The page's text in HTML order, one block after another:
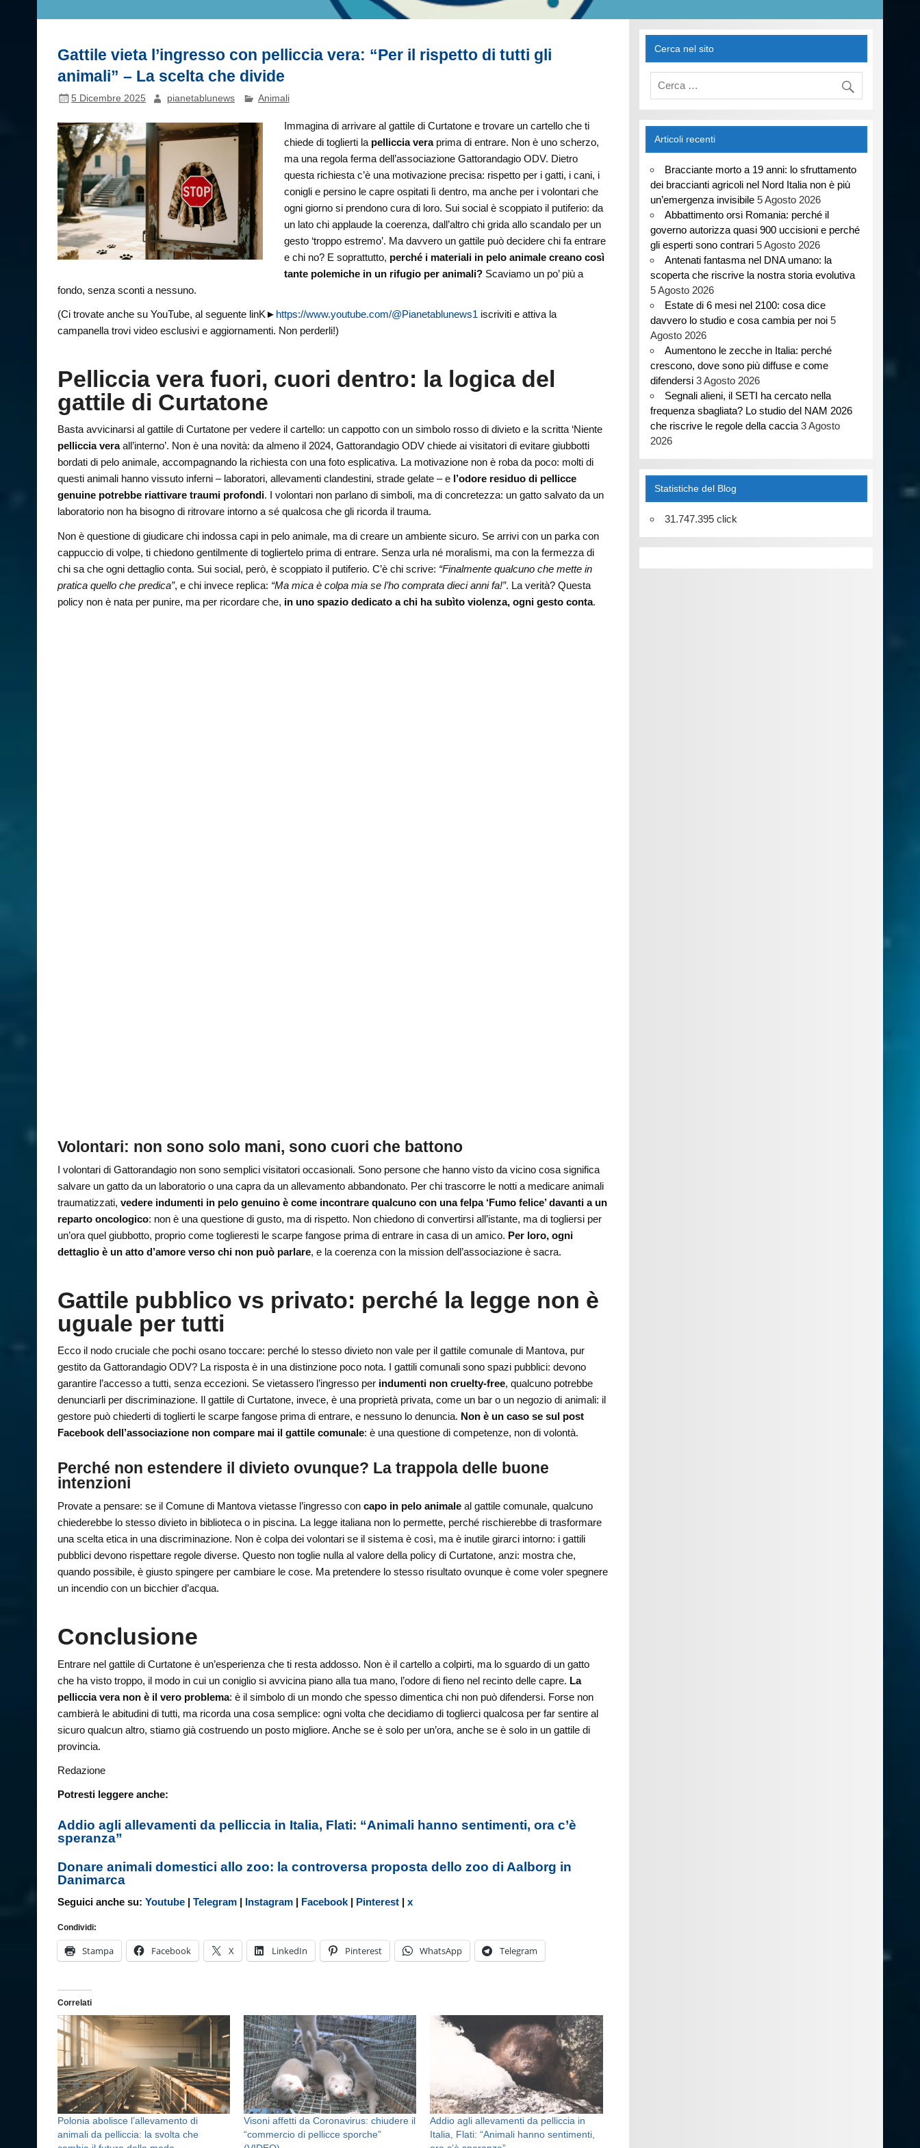
Gattile vieta l’ingresso con pelliccia vera: “Per il rispetto di tutti gli
animali” – La scelta che divide
5 Dicembre 2025 pianetablunews Animali
Immagina di arrivare al gattile di Curtatone e trovare un cartello che ti
chiede di toglierti la pelliccia veraprima di entrare. Non è uno scherzo,
ma una regola ferma dell’associazione Gattorandagio ODV. Dietro
questa richiesta c’è una motivazione precisa: rispetto per i gatti, i cani, i
conigli e persino le capre ospitati lì dentro, ma anche per i volontari che
ogni giorno si prendono cura di loro. Sui social è scoppiato il putiferio: da
un lato chi applaude la coerenza, dall’altro chi grida allo scandalo per un
gesto ‘troppo estremo’. Ma davvero un gattile può decidere chi fa entrare
e chi no? E soprattutto, perché i materiali in pelo animale creano così
tante polemiche in un rifugio per animali?Scaviamo un po’ più a
fondo, senza sconti a nessuno.
(Ci trovate anche su YouTube, al seguente linK► https://www.youtube.com/@Pianetablunews1 iscriviti e attiva la
campanella trovi video esclusivi e aggiornamenti. Non perderli!)
Pelliccia vera fuori, cuori dentro: la logica del
gattile di Curtatone
Basta avvicinarsi al gattile di Curtatone per vedere il cartello: un cappotto con un simbolo rosso di divieto e la scritta ‘Niente
pelliccia veraall’interno’. Non è una novità: da almeno il 2024, Gattorandagio ODV chiede ai visitatori di evitare giubbotti
bordati di pelo animale, accompagnando la richiesta con una foto esplicativa. La motivazione non è roba da poco: molti di
questi animali hanno vissuto inferni – laboratori, allevamenti clandestini, strade gelate – e l’odore residuo di pellicce
genuine potrebbe riattivare traumi profondi. I volontari non parlano di simboli, ma di concretezza: un gatto salvato da un
laboratorio non ha bisogno di ritrovare intorno a sé qualcosa che gli ricorda il trauma.
Non è questione di giudicare chi indossa capi in pelo animale, ma di creare un ambiente sicuro. Se arrivi con un parka con
cappuccio di volpe, ti chiedono gentilmente di togliertelo prima di entrare. Senza urla né moralismi, ma con la fermezza di
chi sa che ogni dettaglio conta. Sui social, però, è scoppiato il putiferio. C’è chi scrive: “Finalmente qualcuno che mette in
pratica quello che predica”, e chi invece replica: “Ma mica è colpa mia se l’ho comprata dieci anni fa!”. La verità? Questa
policy non è nata per punire, ma per ricordare che, in uno spazio dedicato a chi ha subìto violenza, ogni gesto conta.
Volontari: non sono solo mani, sono cuori che battono
I volontari di Gattorandagio non sono semplici visitatori occasionali. Sono persone che hanno visto da vicino cosa significa
salvare un gatto da un laboratorio o una capra da un allevamento abbandonato. Per chi trascorre le notti a medicare animali
traumatizzati,vedere indumenti in pelo genuino è come incontrare qualcuno con una felpa ‘Fumo felice’ davanti a un
reparto oncologico: non è una questione di gusto, ma di rispetto. Non chiedono di convertirsi all’istante, ma di togliersi per
un’ora quel giubbotto, proprio come toglieresti le scarpe fangose prima di entrare in casa di un amico. Per loro, ogni
dettaglio è un atto d’amore verso chi non può parlare, e la coerenza con la mission dell’associazione è sacra.
Gattile pubblico vs privato: perché la legge non è
uguale per tutti
Ecco il nodo cruciale che pochi osano toccare: perché lo stesso divieto non vale per il gattile comunale di Mantova, pur
gestito da Gattorandagio ODV? La risposta è in una distinzione poco nota. I gattili comunali sono spazi pubblici: devono
garantire l’accesso a tutti, senza eccezioni. Se vietassero l’ingresso per indumenti non cruelty-free, qualcuno potrebbe
denunciarli per discriminazione. Il gattile di Curtatone, invece, è una proprietà privata, come un bar o un negozio di animali: il
gestore può chiederti di toglierti le scarpe fangose prima di entrare, e nessuno lo denuncia. Non è un caso se sul post
Facebook dell’associazione non compare mai il gattile comunale: è una questione di competenze, non di volontà.
Perché non estendere il divieto ovunque? La trappola delle buone
intenzioni
Provate a pensare: se il Comune di Mantova vietasse l’ingresso concapo in pelo animale al gattile comunale, qualcuno
chiederebbe lo stesso divieto in biblioteca o in piscina. La legge italiana non lo permette, perché rischierebbe di trasformare
una scelta etica in una discriminazione. Non è colpa dei volontari se il sistema è così, ma è inutile girarci intorno: i gattili
pubblici devono rispettare regole diverse. Questo non toglie nulla al valore della policy di Curtatone, anzi: mostra che,
quando possibile, è giusto spingere per cambiare le cose. Ma pretendere lo stesso risultato ovunque è come voler spegnere
un incendio con un bicchier d’acqua.
Conclusione
Entrare nel gattile di Curtatone è un’esperienza che ti resta addosso. Non è il cartello a colpirti, ma lo sguardo di un gatto
che ha visto troppo, il modo in cui un coniglio si avvicina piano alla tua mano, l’odore di fieno nel recinto delle capre. La
pelliccia vera non è il vero problema: è il simbolo di un mondo che spesso dimentica chi non può difendersi. Forse non
cambierà le abitudini di tutti, ma ricorda una cosa semplice: ogni volta che decidiamo di toglierci qualcosa per far sentire al
sicuro qualcun altro, stiamo già costruendo un posto migliore. Anche se è solo per un’ora, anche se è solo in un gattile di
provincia.
Redazione
Potresti leggere anche:
Addio agli allevamenti da pelliccia in Italia, Flati: “Animali hanno sentimenti, ora c’è
speranza”
Donare animali domestici allo zoo: la controversa proposta dello zoo di Aalborg in
Danimarca
Seguici anche su:Youtube |Telegram | Instagram | Facebook | Pinterest |x
Condividi:
Stampa Facebook X LinkedIn Pinterest WhatsApp Telegram
Correlati
Polonia abolisce l’allevamento di
animali da pelliccia: la svolta che
Visoni affetti da Coronavirus: chiudere il
“commercio di pellicce sporche”
Addio agli allevamenti da pelliccia in
Italia, Flati: “Animali hanno sentimenti,
Cerca nel sito
Articoli recenti
Bracciante morto a 19 anni: lo sfruttamento
dei braccianti agricoli nel Nord Italia non è più
un’emergenza invisibile 5 Agosto 2026
Abbattimento orsi Romania: perché il
governo autorizza quasi 900 uccisioni e perché
gli esperti sono contrari 5 Agosto 2026
Antenati fantasma nel DNA umano: la
scoperta che riscrive la nostra storia evolutiva
5 Agosto 2026
Estate di 6 mesi nel 2100: cosa dice
davvero lo studio e cosa cambia per noi 5
Agosto 2026
Aumentono le zecche in Italia: perché
crescono, dove sono più diffuse e come
difendersi 3 Agosto 2026
Segnali alieni, il SETI ha cercato nella
frequenza sbagliata? Lo studio del NAM 2026
che riscrive le regole della caccia 3 Agosto
2026
Statistiche del Blog
31.747.395 click